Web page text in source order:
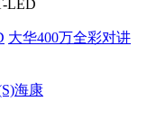
LED
大华400万全彩对讲
海康